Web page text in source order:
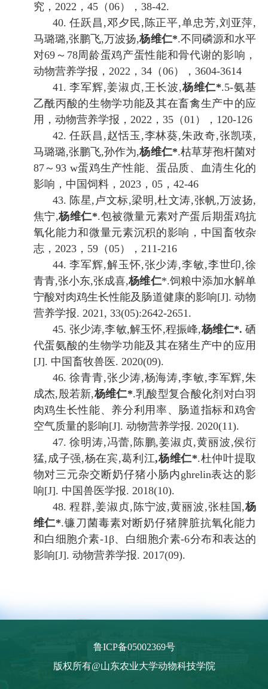
究， 2022 ， 45（06）， 38-42.
40.任跃昌 ,邓夕民, 陈正平,单忠芳,刘亚萍,
马璐璐,张鹏飞,万波扬,杨维仁*.不同磷源和水平
对69 ～ 78周龄蛋鸡产蛋性能和骨代谢的影响 ，
动物营养学报， 2022 ， 34（06）， 3604-3614
41.李军辉,姜淑贞,王长波,杨维仁*.5-氨基
乙酰丙酸的生物学功能及其在畜禽生产中的应
用 ，动物营养学报， 2022 ， 35（01 ）， 120-126
42.任跃昌 ,赵恬玉 ,李林葵,朱政奇,张凯瑛,
马璐璐,张鹏飞,孙作为,杨维仁*.枯草芽孢杆菌对
87～ 93 w蛋鸡生产性能、蛋品质、血清生化的
影响，中国饲料， 2023， 05， 42-46
43. 陈星, 卢文标,梁明 ,杜文涛,张帆,万波扬,
焦宁,杨维仁*.包被微量元素对产蛋后期蛋鸡抗
氧化能力和微量元素沉积的影响，中国畜牧杂
志， 2023， 59（05）， 211-216
44.李军辉,解玉怀,张少涛,李敏,李世印,徐
青青,张小东,张成喜,杨维仁*.饲粮中添加水解单
宁酸对肉鸡生长性能及肠道健康的影响[J]. 动物
营养学报. 2021, 33(05):2642-2651.
45. 张少涛,李敏,解玉怀,程振峰,杨维仁*.硒
代蛋氨酸的生物学功能及其在猪生产中的应用
[J]. 中国畜牧兽医. 2020(09).
46.徐青青,张少涛,杨海涛,李敏,李军辉,朱
成杰,殷若新,杨维仁*.乳酸型复合酸化剂对白羽
肉鸡生长性能、养分利用率、肠道指标和鸡舍
空气质量的影响[J]. 动物营养学报. 2020(11).
47.徐明涛,冯蕾, 陈鹏,姜淑贞,黄丽波,侯衍
猛,成子强,杨在宾,葛利江,杨维仁*.杜仲叶提取
物对三元杂交断奶仔猪小肠内ghrelin表达的影
响[J]. 中国兽医学报. 2018(10).
48.程群,姜淑贞, 陈宁波,黄丽波,张桂国 ,杨
维仁*.镰刀菌毒素对断奶仔猪脾脏抗氧化能力
和白细胞介素-1β、白细胞介素-6分布和表达的
影响[J]. 动物营养学报. 2017(09).
鲁ICP备05002369号
版权所有@山东农业大学动物科技学院